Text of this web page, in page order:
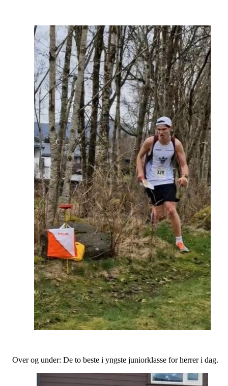
Over og under: De to beste i yngste juniorklasse for herrer i dag.